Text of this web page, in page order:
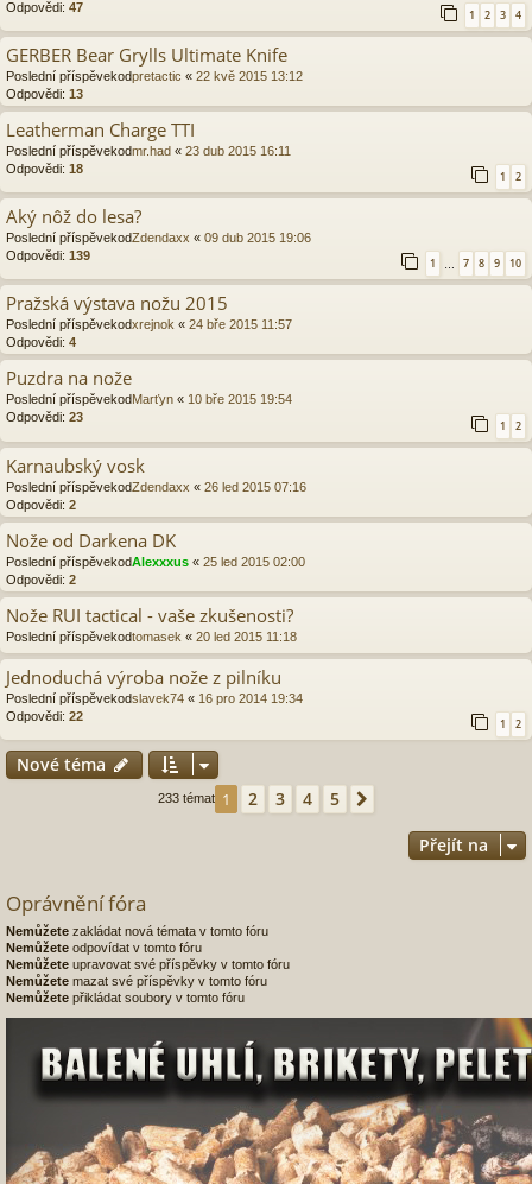
Odpovědi: 47
1 2 3 4
GERBER Bear Grylls Ultimate Knife
Poslední příspěvekodpretactic « 22 kvě 2015 13:12
Odpovědi: 13
Leatherman Charge TTI
Poslední příspěvekodmr.had « 23 dub 2015 16:11
Odpovědi: 18
1 2
Aký nôž do lesa?
Poslední příspěvekodZdendaxx « 09 dub 2015 19:06
Odpovědi: 139
1 … 7 8 9 10
Pražská výstava nožu 2015
Poslední příspěvekodxrejnok « 24 bře 2015 11:57
Odpovědi: 4
Puzdra na nože
Poslední příspěvekodMarťyn « 10 bře 2015 19:54
Odpovědi: 23
1 2
Karnaubský vosk
Poslední příspěvekodZdendaxx « 26 led 2015 07:16
Odpovědi: 2
Nože od Darkena DK
Poslední příspěvekodAlexxxus « 25 led 2015 02:00
Odpovědi: 2
Nože RUI tactical - vaše zkušenosti?
Poslední příspěvekodtomasek « 20 led 2015 11:18
Jednoduchá výroba nože z pilníku
Poslední příspěvekodslavek74 « 16 pro 2014 19:34
Odpovědi: 22
1 2
Nové téma
233 témat 1 2 3 4 5
Přejít na
Oprávnění fóra
Nemůžete zakládat nová témata v tomto fóru
Nemůžete odpovídat v tomto fóru
Nemůžete upravovat své příspěvky v tomto fóru
Nemůžete mazat své příspěvky v tomto fóru
Nemůžete přikládat soubory v tomto fóru